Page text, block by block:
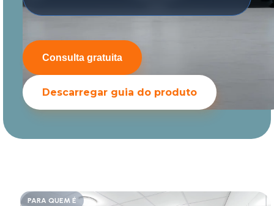
Consulta gratuita
Descarregar guia do produto
PARA QUEM É